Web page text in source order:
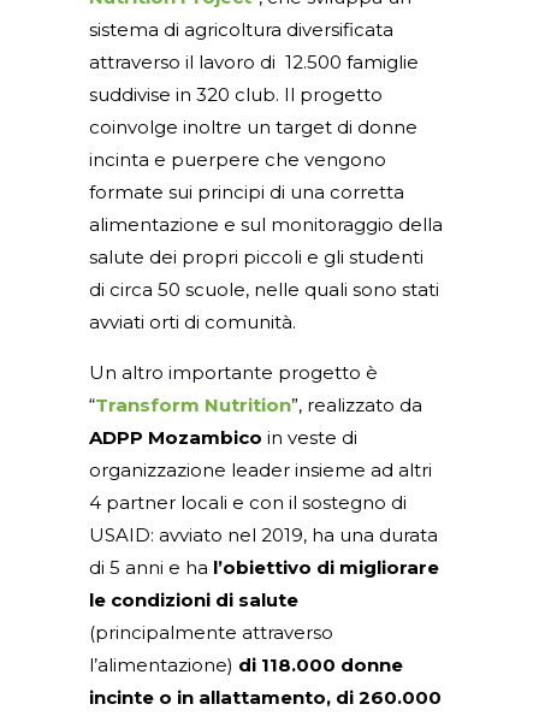
sistema di agricoltura diversificata
attraverso il lavoro di 12.500 famiglie
suddivise in 320 club. Il progetto
coinvolge inoltre un target di donne
incinta e puerpere che vengono
formate sui principi di una corretta
alimentazione e sul monitoraggio della
salute dei propri piccoli e gli studenti
di circa 50 scuole, nelle quali sono stati
avviati orti di comunità.
Un altro importante progetto è
“Transform Nutrition”, realizzato da
ADPP Mozambico in veste di
organizzazione leader insieme ad altri
4 partner locali e con il sostegno di
USAID: avviato nel 2019, ha una durata
di 5 anni e ha l’obiettivo di migliorare
le condizioni di salute
(principalmente attraverso
l’alimentazione) di 118.000 donne
incinte o in allattamento, di 260.000